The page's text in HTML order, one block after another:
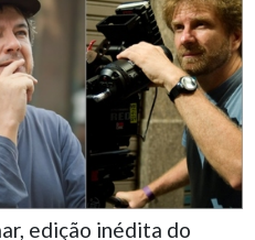
edição inédita do